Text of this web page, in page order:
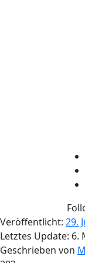
Veröffentlicht: 29.
Letztes Update: 6.
Geschrieben von